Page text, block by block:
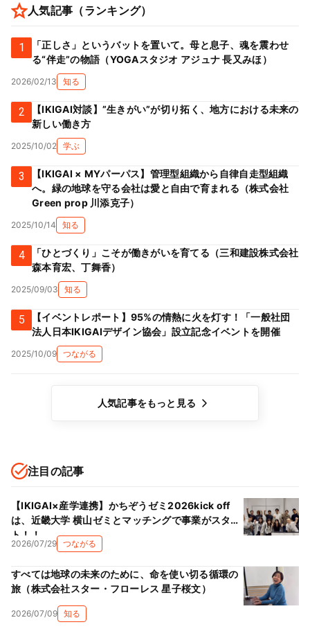
人気記事（ランキング）
1
「正しさ」というバットを置いて。母と息子、魂を震わせ
る“伴走”の物語（YOGAスタジオ アジュナ 長又みほ）
2026/02/13 知る
2
【IKIGAI対談】”生きがい”が切り拓く、地方における未来の
新しい働き方
2025/10/02 学ぶ
3
【IKIGAI × MYパーパス】管理型組織から自律自走型組織
へ。緑の地球を守る会社は愛と自由で育まれる（株式会社
Green prop 川添克子）
2025/10/14 知る
4
「ひとづくり」こそが働きがいを育てる（三和建設株式会社
森本育宏、丁舞香）
2025/09/03 知る
5
【イベントレポート】95%の情熱に火を灯す！「一般社団
法人日本IKIGAIデザイン協会」設立記念イベントを開催
2025/10/09 つながる
人気記事をもっと見る
注目の記事
【IKIGAI×産学連携】かちぞうゼミ2026kick off
は、近畿大学 横山ゼミとマッチングで事業がスター
ト！！
2026/07/29 つながる
すべては地球の未来のために、命を使い切る循環の
旅（株式会社スター・フローレス 星子桜文）
2026/07/09 知る